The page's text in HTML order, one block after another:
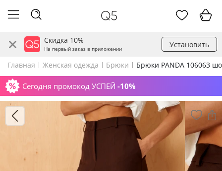
Скидка 10%
На первый заказ в приложении Установить
Главная Женская одежда Брюки Брюки PANDA 106063
Сегодня промокод УСПЕЙ -10%